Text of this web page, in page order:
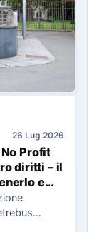
26 Lug 2026
Profit
diritti – il
e